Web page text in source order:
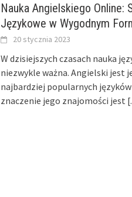
Nauka Angielskiego Online:
Językowe w Wygodnym
20 stycznia 2023
W dzisiejszych czasach nauka
niezwykle ważna. Angielski jest
najbardziej popularnych języków
znaczenie jego znajomości jest